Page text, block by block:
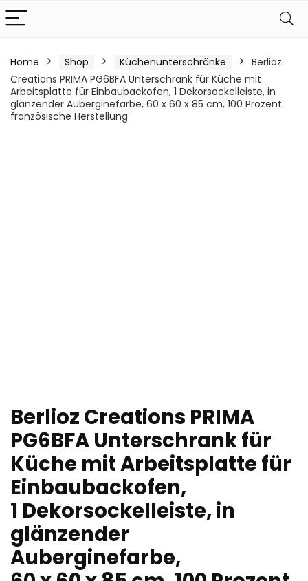
Home Shop Küchenunterschränke
Berlioz
Creations PRIMA PG6BFA Unterschrank für Küche mit
Arbeitsplatte für Einbaubackofen, 1 Dekorsockelleiste, in
glänzender Auberginefarbe, 60 x 60 x 85 cm, 100 Prozent
französische Herstellung
Berlioz Creations PRIMA
PG6BFA Unterschrank für
Küche mit Arbeitsplatte für
Einbaubackofen,
1 Dekorsockelleiste, in
glänzender
Auberginefarbe,